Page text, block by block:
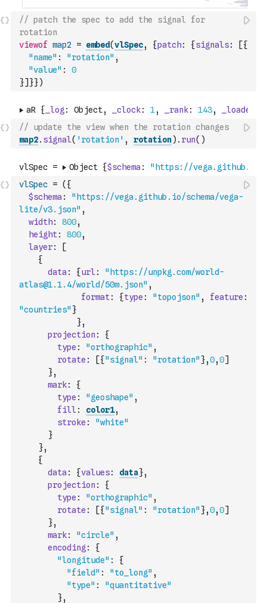
// patch the spec to add the signal for
rotation
viewof map2 = embed(vlSpec, {patch: {signals: [{
"name" : "rotation" ,
"value" :
0
}] }})
// update the view when the rotation changes
map2. signal( 'rotation' , rotation) . run( )
vlSpec = ( {
$schema :
"https://vega.github.io/schema/vega-
lite/v3.json" ,
width: 800,
height: 800,
layer:
[
{
data : {url :
"https://unpkg.com/world-
atlas@1.1.4/world/50m.json" ,
format: {type : "topojson" , feature :
"countries" }
},
projection :
{
type : "orthographic" ,
rotate : [{"signal" : "rotation" },0,0]
},
mark:
{
type : "geoshape" ,
fill : color1,
stroke :
"white"
}
},
{
data : {values: data},
projection :
{
type : "orthographic" ,
rotate : [{"signal" : "rotation" },0,0]
},
mark: "circle" ,
encoding :
{
"longitude" :
{
"field" : "to_long" ,
"type" :
"quantitative"
},